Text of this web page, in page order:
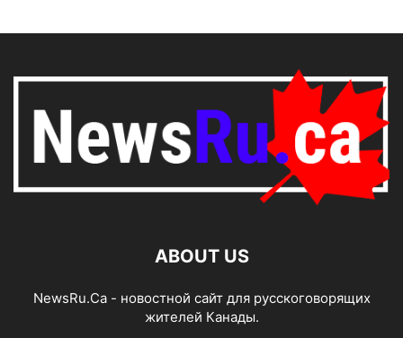
ABOUT US
NewsRu.Ca - новостной сайт для русскоговорящих
жителей Канады.